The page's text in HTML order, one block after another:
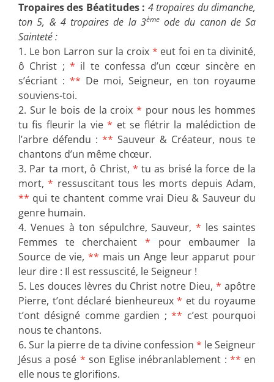
Tropaires des Béatitudes : 4 tropaires du dimanche,
ton 5, & 4 tropaires de la 3èmeode du canon de Sa
Sainteté :
1. Le bon Larron sur la croix * eut foi en ta divinité,
ô Christ ; * il te confessa d’un cœur sincère en
s’écriant : ** De moi, Seigneur, en ton royaume
souviens-toi.
2. Sur le bois de la croix* pour nous les hommes
tu fis fleurir la vie* et se flétrir la malédiction de
l’arbre défendu : ** Sauveur & Créateur, nous te
chantons d’un même chœur.
3. Par ta mort, ô Christ, * tu as brisé la force de la
mort,* ressuscitant tous les morts depuis Adam,
** qui te chantent comme vrai Dieu & Sauveur du
genre humain.
4. Venues à ton sépulchre, Sauveur,* les saintes
Femmes te cherchaient * pour embaumer la
Source de vie, ** mais un Ange leur apparut pour
leur dire : Il est ressuscité, le Seigneur !
5. Les douces lèvres du Christ notre Dieu,* apôtre
Pierre, t’ont déclaré bienheureux* et du royaume
t’ont désigné comme gardien ;** c’est pourquoi
nous te chantons.
6. Sur la pierre de ta divine confession * le Seigneur
Jésus a posé * son Eglise inébranlablement : ** en
elle nous te glorifions.